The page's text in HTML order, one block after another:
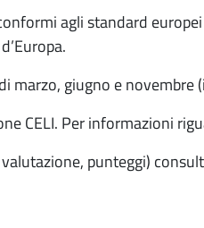
agli standard
marzo, giugno e novembre
CELI. Per informazioni
punteggi)